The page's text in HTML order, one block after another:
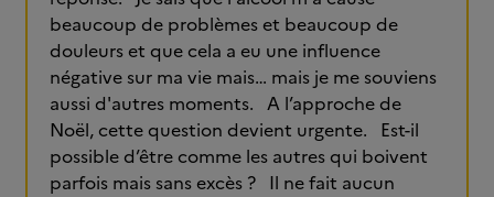
beaucoup de problèmes et beaucoup de
douleurs et que cela a eu une influence
négative sur ma vie mais… mais je me souviens
aussi d'autres moments. A l’approche de
Noël, cette question devient urgente. Est-il
possible d’être comme les autres qui boivent
parfois mais sans excès ? Il ne fait aucun